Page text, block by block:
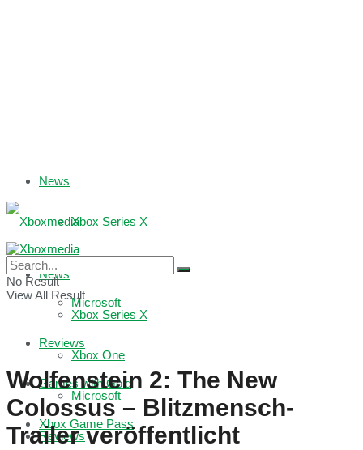
News
Xbox Series X
Microsoft
Reviews
Games with Gold
Xbox Game Pass
News
Xbox Series X
Xbox One
Microsoft
Reviews
No Result
View All Result
Wolfenstein 2: The New
Colossus – Blitzmensch-
Trailer veröffentlicht